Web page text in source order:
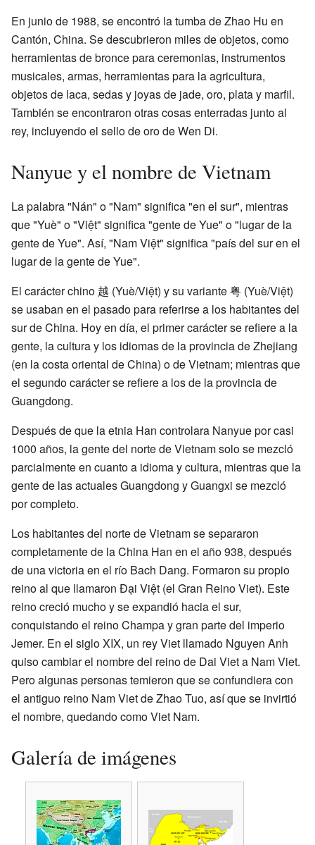
En junio de 1988, se encontró la tumba de Zhao Hu en
Cantón, China. Se descubrieron miles de objetos, como
herramientas de bronce para ceremonias, instrumentos
musicales, armas, herramientas para la agricultura,
objetos de laca, sedas y joyas de jade, oro, plata y marfil.
También se encontraron otras cosas enterradas junto al
rey, incluyendo el sello de oro de Wen Di.
Nanyue y el nombre de Vietnam
La palabra "Nán" o "Nam" significa "en el sur", mientras
que "Yuè" o "Việt" significa "gente de Yue" o "lugar de la
gente de Yue". Así, "Nam Việt" significa "país del sur en el
lugar de la gente de Yue".
El carácter chino 越 (Yuè/Việt) y su variante 粤 (Yuè/Việt)
se usaban en el pasado para referirse a los habitantes del
sur de China. Hoy en día, el primer carácter se refiere a la
gente, la cultura y los idiomas de la provincia de Zhejiang
(en la costa oriental de China) o de Vietnam; mientras que
el segundo carácter se refiere a los de la provincia de
Guangdong.
Después de que la etnia Han controlara Nanyue por casi
1000 años, la gente del norte de Vietnam solo se mezcló
parcialmente en cuanto a idioma y cultura, mientras que la
gente de las actuales Guangdong y Guangxi se mezcló
por completo.
Los habitantes del norte de Vietnam se separaron
completamente de la China Han en el año 938, después
de una victoria en el río Bach Dang. Formaron su propio
reino al que llamaron Đại Việt (el Gran Reino Viet). Este
reino creció mucho y se expandió hacia el sur,
conquistando el reino Champa y gran parte del imperio
Jemer. En el siglo XIX, un rey Viet llamado Nguyen Anh
quiso cambiar el nombre del reino de Dai Viet a Nam Viet.
Pero algunas personas temieron que se confundiera con
el antiguo reino Nam Viet de Zhao Tuo, así que se invirtió
el nombre, quedando como Viet Nam.
Galería de imágenes